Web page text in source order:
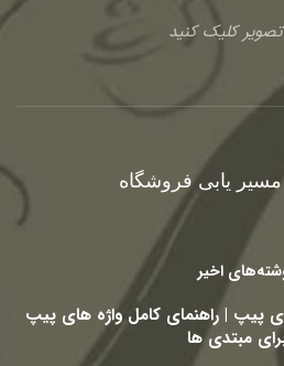
کلیک کنید
مسیر یابی فروشگاه
اخیر
پیپ | راهنمای کامل واژه های پیپ
مبتدی ها